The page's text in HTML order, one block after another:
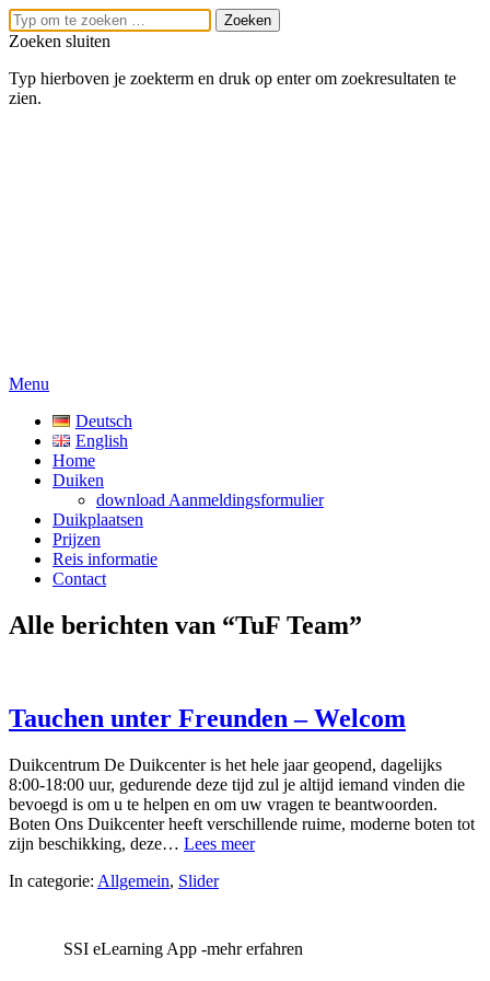
Zoeken sluiten
Typ hierboven je zoekterm en druk op enter om zoekresultaten te
zien.
Menu
Deutsch
English
Home
Duiken
download Aanmeldingsformulier
Duikplaatsen
Prijzen
Reis informatie
Contact
Alle berichten van “TuF Team”
Tauchen unter Freunden – Welcom
Duikcentrum De Duikcenter is het hele jaar geopend, dagelijks
8:00-18:00 uur, gedurende deze tijd zul je altijd iemand vinden die
bevoegd is om u te helpen en om uw vragen te beantwoorden.
Boten Ons Duikcenter heeft verschillende ruime, moderne boten tot
zijn beschikking, deze… Lees meer
In categorie: Allgemein, Slider
SSI eLearning App -mehr erfahren